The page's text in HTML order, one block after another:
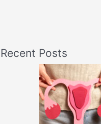
Recent Posts